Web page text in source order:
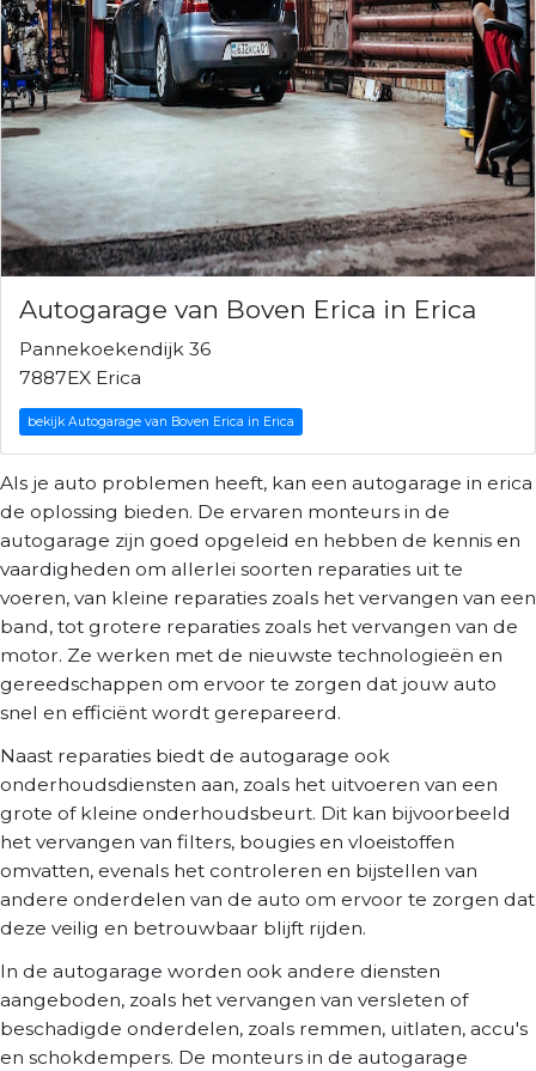
Autogarage van Boven Erica in Erica
Pannekoekendijk 36
7887EX Erica
bekijk Autogarage van Boven Erica in Erica
Als je auto problemen heeft, kan een autogarage in erica
de oplossing bieden. De ervaren monteurs in de
autogarage zijn goed opgeleid en hebben de kennis en
vaardigheden om allerlei soorten reparaties uit te
voeren, van kleine reparaties zoals het vervangen van een
band, tot grotere reparaties zoals het vervangen van de
motor. Ze werken met de nieuwste technologieën en
gereedschappen om ervoor te zorgen dat jouw auto
snel en efficiënt wordt gerepareerd.
Naast reparaties biedt de autogarage ook
onderhoudsdiensten aan, zoals het uitvoeren van een
grote of kleine onderhoudsbeurt. Dit kan bijvoorbeeld
het vervangen van filters, bougies en vloeistoffen
omvatten, evenals het controleren en bijstellen van
andere onderdelen van de auto om ervoor te zorgen dat
deze veilig en betrouwbaar blijft rijden.
In de autogarage worden ook andere diensten
aangeboden, zoals het vervangen van versleten of
beschadigde onderdelen, zoals remmen, uitlaten, accu's
en schokdempers. De monteurs in de autogarage